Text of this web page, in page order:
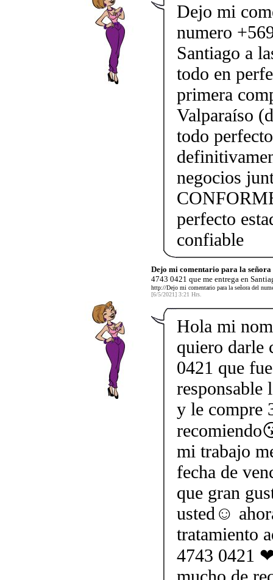
Dejo mi
numero
Santiago a
todo en
primera
Valparaíso
todo
negocios
perfecto
confiable
Dejo mi comentario para la
4743 0421 que me entrega en
http://Dejo mi comentario para la señora del
[6/5/2021] 3:21 Hrs.
Hola mi
quiero darle
0421 que
responsable
y le compre
mi trabajo
fecha de
que gran
usted☺
tratamiento
4743 0421
mucho de